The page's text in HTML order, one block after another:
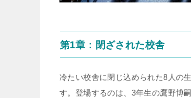
第1章：閉ざされた校舎
冷たい校舎に閉じ込められた8人の
す。登場するのは、3年生の鷹野博